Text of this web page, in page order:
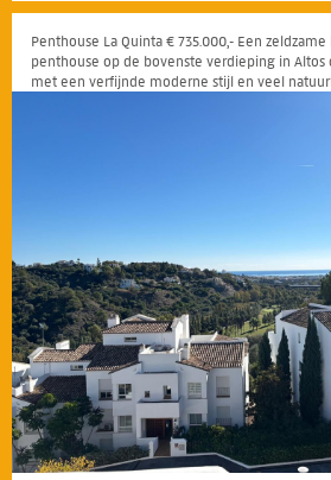
Penthouse La Quinta € 735.000,- Een
penthouse op de bovenste verdieping in Altos
met een verfijnde moderne stijl en veel